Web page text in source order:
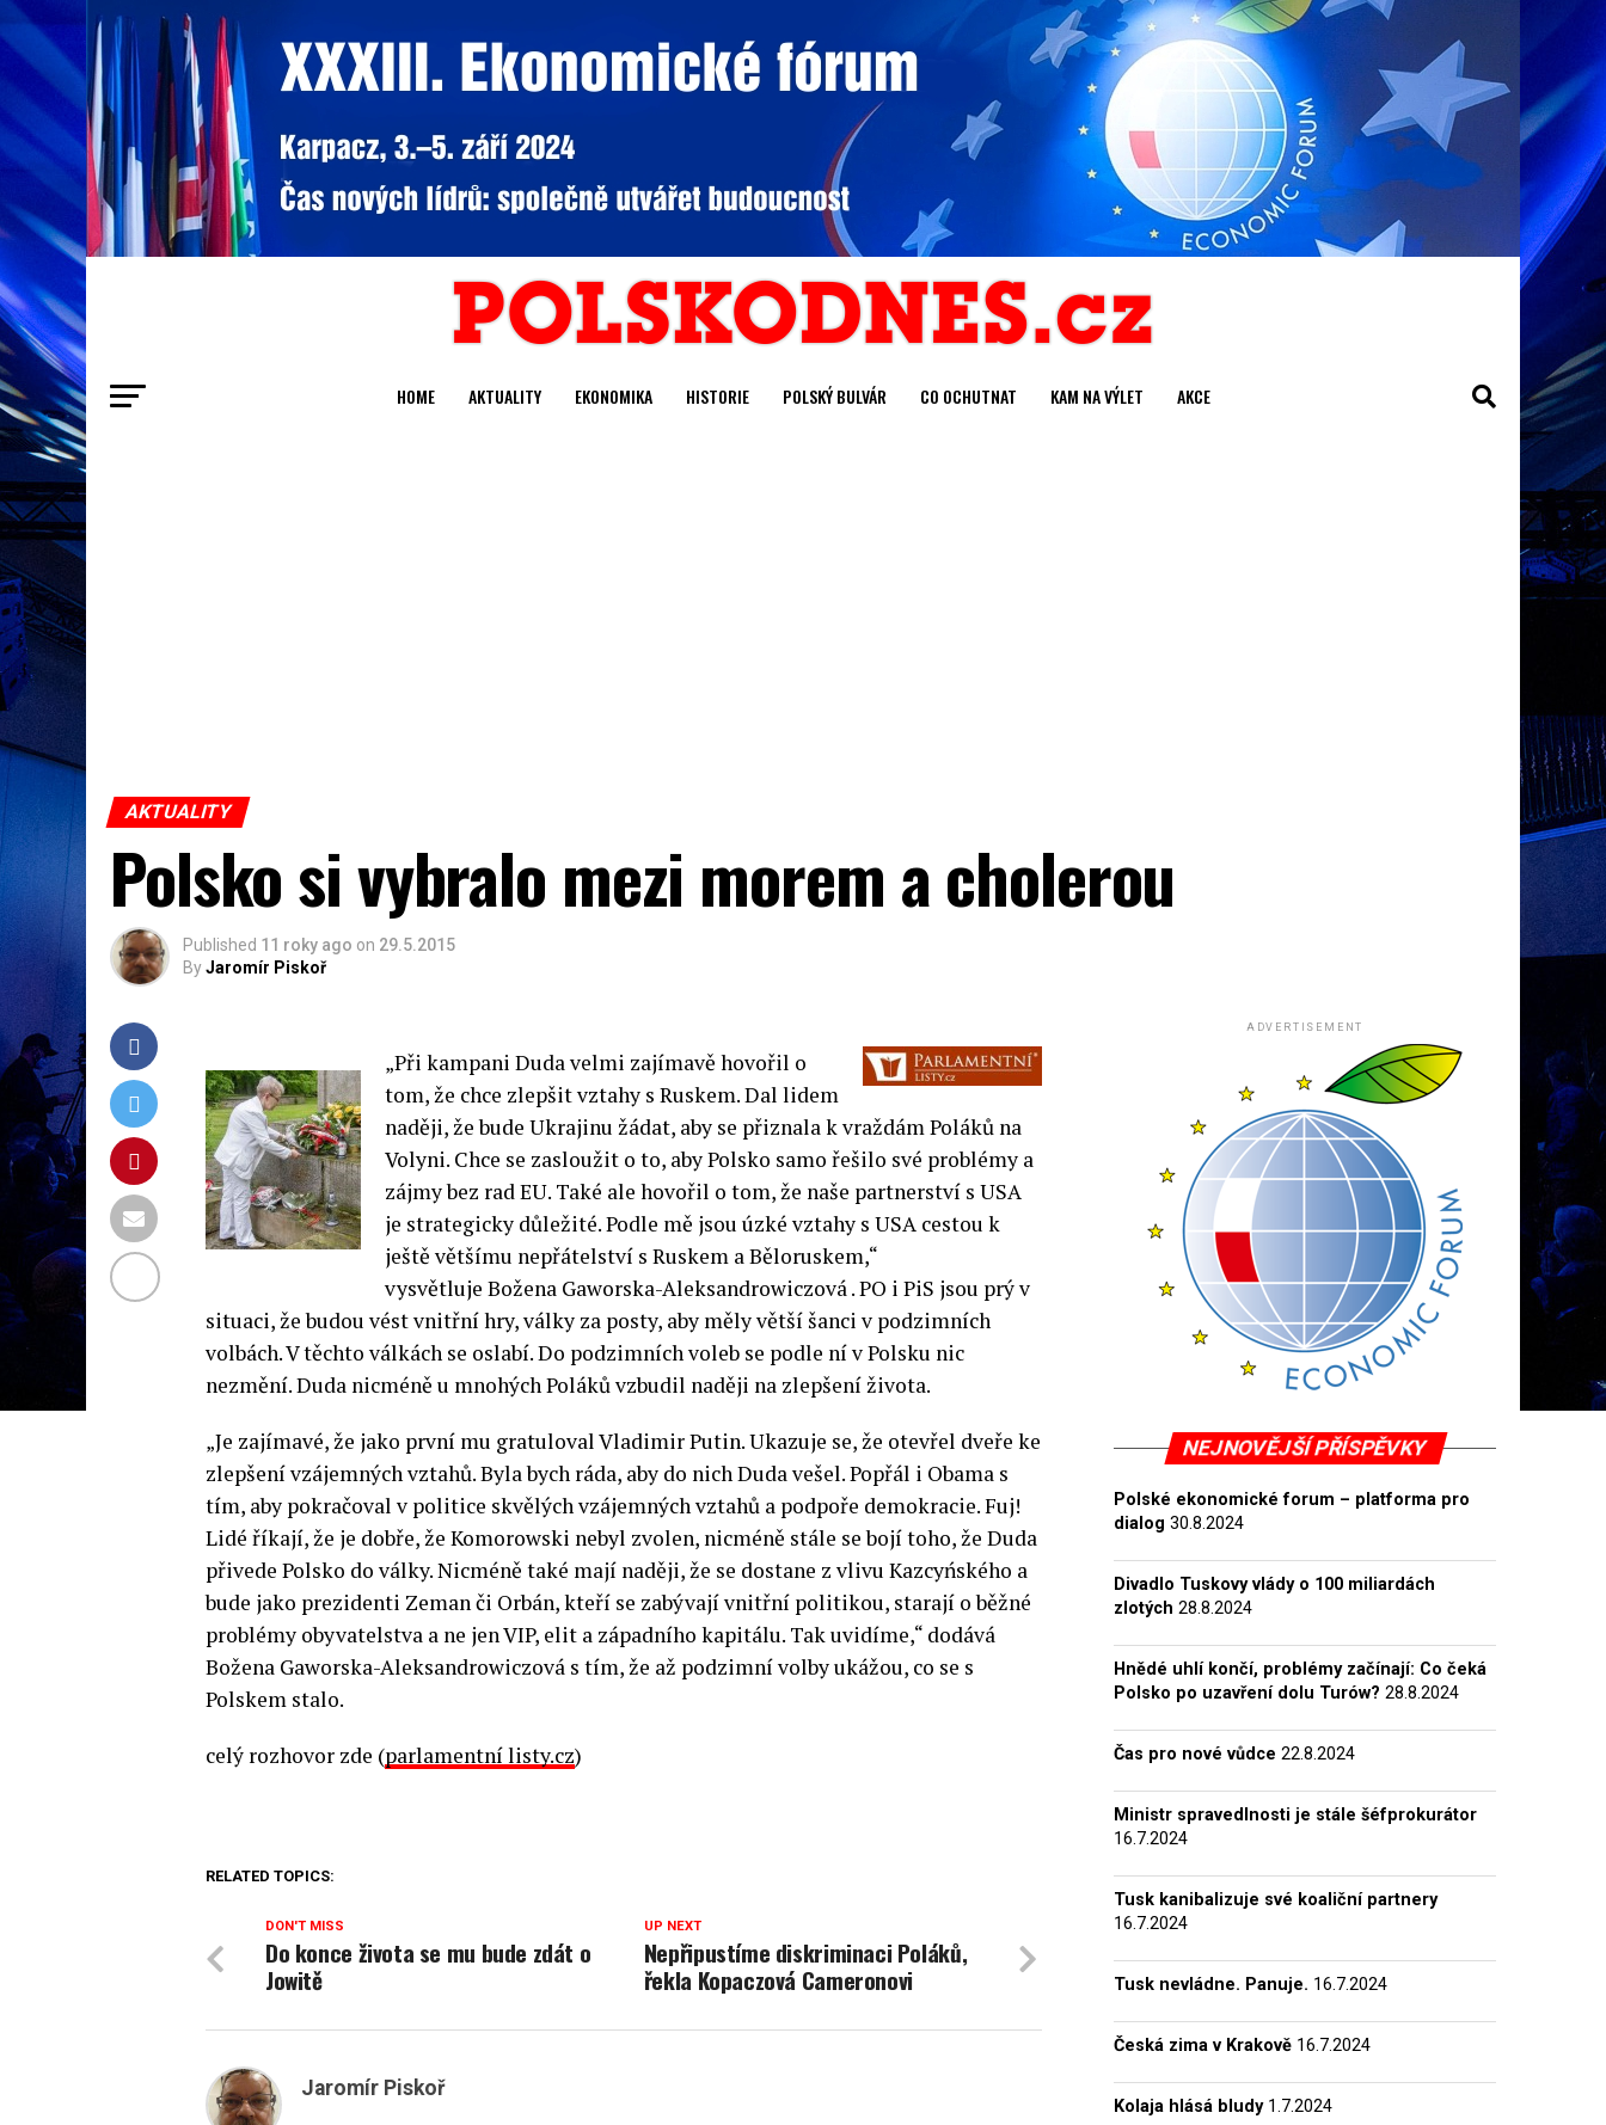
HOME AKTUALITY EKONOMIKA HISTORIE POLSKÝ BULVÁR CO OCHUTNAT KAM NA VÝLET AKCE
AKTUALITY
Polsko si vybralo mezi morem a cholerou
Published 11 roky ago on 29.5.2015
ByJaromír Piskoř
„Při kampani Duda velmi zajímavě hovořil o
tom, že chce zlepšit vztahy s Ruskem. Dal lidem
naději, že bude Ukrajinu žádat, aby se přiznala k vraždám Poláků na
Volyni. Chce se zasloužit o to, aby Polsko samo řešilo své problémy a
zájmy bez rad EU. Také ale hovořil o tom, že naše partnerství s USA
je strategicky důležité. Podle mě jsou úzké vztahy s USA cestou k
ještě většímu nepřátelství s Ruskem a Běloruskem,“
vysvětluje Božena Gaworska-Aleksandrowiczová . PO i PiS jsou prý v
situaci, že budou vést vnitřní hry, války za posty, aby měly větší šanci v podzimních
volbách. V těchto válkách se oslabí.Do podzimních voleb se podle ní v Polsku nic
nezmění. Duda nicméně u mnohých Poláků vzbudil naději na zlepšení života.
„Je zajímavé, že jako první mu gratuloval Vladimir Putin. Ukazuje se, že otevřel dveře ke
zlepšení vzájemných vztahů. Byla bych ráda, aby do nich Duda vešel. Popřál i Obama s
tím, aby pokračoval v politice skvělých vzájemných vztahů a podpoře demokracie. Fuj!
Lidé říkají, že je dobře, že Komorowski nebyl zvolen, nicméně stále se bojí toho, že Duda
přivede Polsko do války. Nicméně také mají naději, že se dostane z vlivu Kazcyńského a
bude jako prezidenti Zeman či Orbán, kteří se zabývají vnitřní politikou, starají o běžné
problémy obyvatelstva a ne jen VIP, elit a západního kapitálu. Tak uvidíme,“ dodává
Božena Gaworska-Aleksandrowiczová s tím, že až podzimní volby ukážou, co se s
Polskem stalo.
celý rozhovor zde (parlamentní listy.cz)
RELATED TOPICS:
UP NEXT
Nepřipustíme diskriminaci Poláků,
řekla Kopaczová Cameronovi
DON'T MISS
Do konce života se mu bude zdát o
Jowitě
Jaromír Piskoř
ADVERTISEMENT
NEJNOVĚJŠÍ PŘÍSPĚVKY
Polské ekonomické forum – platforma pro
dialog 30.8.2024
Divadlo Tuskovy vlády o 100 miliardách
zlotých 28.8.2024
Hnědé uhlí končí, problémy začínají: Co čeká
Polsko po uzavření dolu Turów? 28.8.2024
Čas pro nové vůdce 22.8.2024
Ministr spravedlnosti je stále šéfprokurátor
16.7.2024
Tusk kanibalizuje své koaliční partnery
16.7.2024
Tusk nevládne. Panuje. 16.7.2024
Česká zima v Krakově 16.7.2024
Kolaja hlásá bludy 1.7.2024